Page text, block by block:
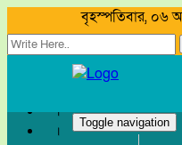
বৃহস্পতিবার, ০৬
Toggle navigation